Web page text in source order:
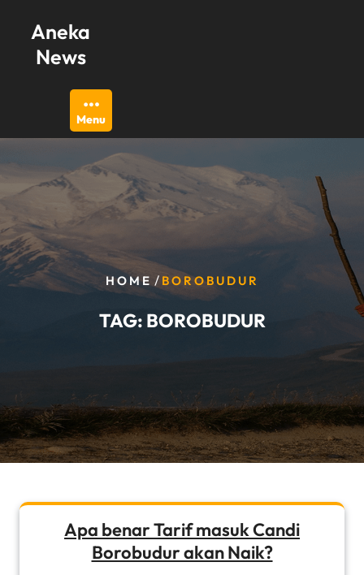
content
Aneka
News
Menu
HOME / BOROBUDUR
TAG: BOROBUDUR
Apa benar Tarif masuk Candi
Borobudur akan Naik?